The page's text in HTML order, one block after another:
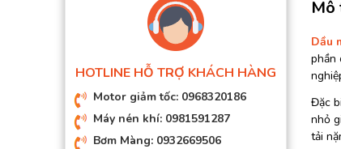
HOTLINE HỖ TRỢ KHÁCH HÀNG
Motor giảm tốc: 0968320186
Máy nén khí: 0981591287
Bơm Màng: 0932669506
Mô
Dầu
phần
Đặc
nhỏ
tải